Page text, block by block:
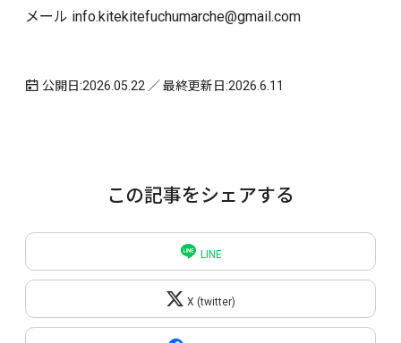
メール info.kitekitefuchumarche@gmail.com
公開日:2026.05.22 ／ 最終更新日:2026.6.11
この記事をシェアする
LINE
X (twitter)